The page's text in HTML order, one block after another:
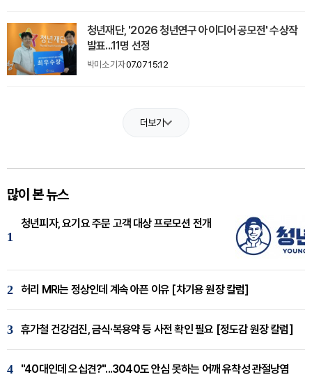
청년재단, '2026 청년연구 아이디어 공모전' 수상작
발표...11명 선정
박미소 기자07.07 15:12
더보기
많이 본 뉴스
1
청년피자, 요기요 주문 고객 대상 프로모션 전개
2 허리 MRI는 정상인데 계속 아픈 이유 [차기용 원장 칼럼]
3 휴가철 건강검진, 금식·복용약 등 사전 확인 필요 [정도감 원장 칼럼]
4 "40대인데 오십견?"...3040도 안심 못하는 어깨 유착성 관절낭염